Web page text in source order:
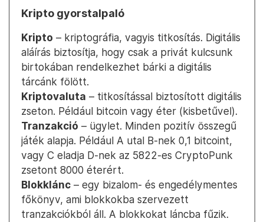
Kripto gyorstalpaló
Kripto – kriptográfia, vagyis titkosítás. Digitális
aláírás biztosítja, hogy csak a privát kulcsunk
birtokában rendelkezhet bárki a digitális
tárcánk fölött.
Kriptovaluta – titkosítással biztosított digitális
zseton. Például bitcoin vagy éter (kisbetűvel).
Tranzakció – ügylet. Minden pozitív összegű
játék alapja. Például A utal B-nek 0,1 bitcoint,
vagy C eladja D-nek az 5822-es CryptoPunk
zsetont 8000 éterért.
Blokklánc – egy bizalom- és engedélymentes
főkönyv, ami blokkokba szervezett
tranzakciókból áll. A blokkokat láncba fűzik.